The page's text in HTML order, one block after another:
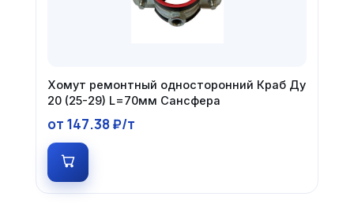
Хомут ремонтный односторонний Краб Ду
20 (25-29) L=70мм Сансфера
от 147.38 ₽/т